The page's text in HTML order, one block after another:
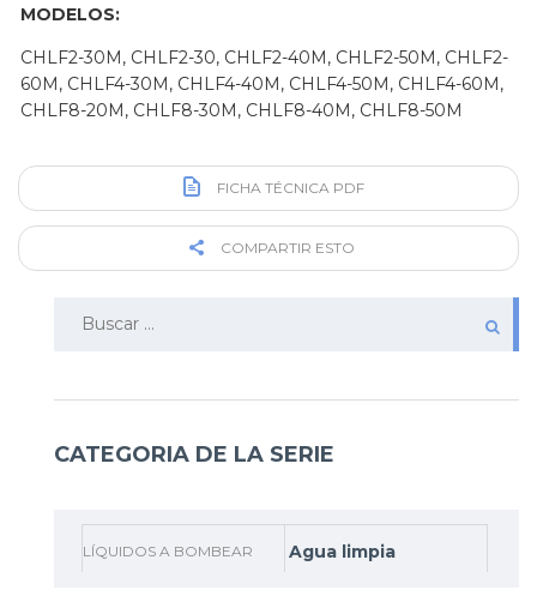
MODELOS:
CHLF2-30M, CHLF2-30, CHLF2-40M, CHLF2-50M, CHLF2-
60M, CHLF4-30M, CHLF4-40M, CHLF4-50M, CHLF4-60M,
CHLF8-20M, CHLF8-30M, CHLF8-40M, CHLF8-50M
FICHA TÉCNICA PDF
COMPARTIR ESTO
CATEGORIA DE LA SERIE
LÍQUIDOS A BOMBEAR Agua limpia